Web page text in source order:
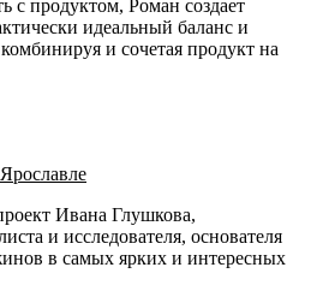
с продуктом, Роман создает
идеальный баланс и
и сочетая продукт на
Ивана Глушкова,
и исследователя, основателя
в самых ярких и интересных